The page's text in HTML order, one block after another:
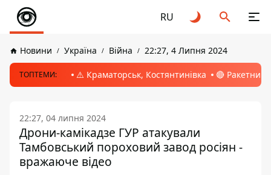
RU
Новини Україна Війна 22:27, 4 Липня 2024
ТОПТЕМИ: ⚠️ Краматорськ, Костянтинівка 🔴 Ракетний
22:27, 04 липня 2024
Дрони-камікадзе ГУР атакували
Тамбовський пороховий завод росіян -
вражаюче відео